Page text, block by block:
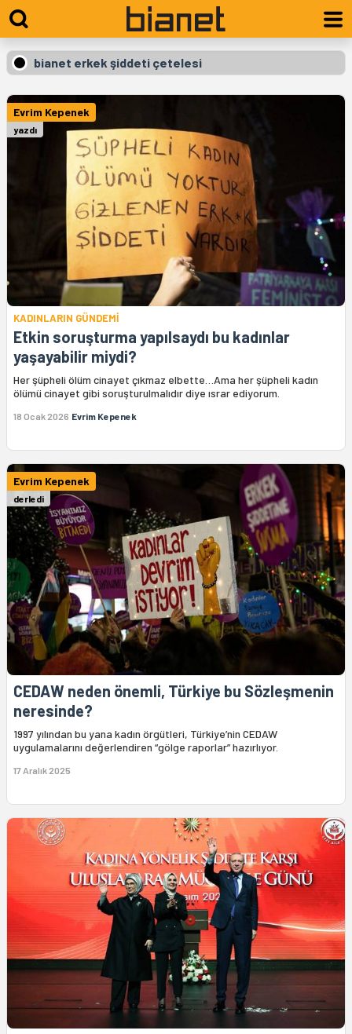
bianet erkek şiddeti çetelesi
Evrim Kepenek
yazdı
KADINLARIN GÜNDEMİ
Etkin soruşturma yapılsaydı bu kadınlar
yaşayabilir miydi?
Her şüpheli ölüm cinayet çıkmaz elbette…Ama her şüpheli kadın
ölümü cinayet gibi soruşturulmalıdır diye ısrar ediyorum.
18 Ocak 2026 Evrim Kepenek
Evrim Kepenek
derledi
CEDAW neden önemli, Türkiye bu Sözleşmenin
neresinde?
1997 yılından bu yana kadın örgütleri, Türkiye’nin CEDAW
uygulamalarını değerlendiren “gölge raporlar” hazırlıyor.
17 Aralık 2025